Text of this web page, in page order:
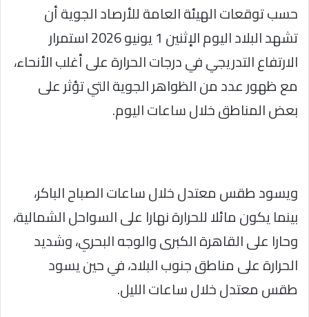
حسب توقعات الهيئة العامة للأرصاد الجوية أن
تشهد البلاد اليوم الإثنين 1 يونيو 2026 استمرار
الارتفاع التدريجي في درجات الحرارة على أغلب الأنحاء،
مع ظهور عدد من الظواهر الجوية التي تؤثر على
بعض المناطق خلال ساعات اليوم.
ويسود طقس معتدل خلال ساعات الصباح الباكر،
بينما يكون مائلا للحرارة نهارا على السواحل الشمالية،
وحارا على القاهرة الكبرى والوجه البحري، وشديد
الحرارة على مناطق جنوب البلاد، في حين يسود
طقس معتدل خلال ساعات الليل.